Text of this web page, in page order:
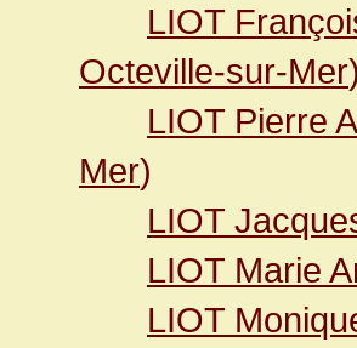
LIOT
Octeville-sur-Mer)
LIOT Pierre
Mer)
LIOT
LIOT Marie
LIOT